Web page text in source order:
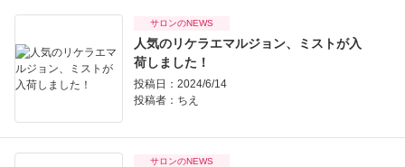
サロンのNEWS
人気のリケラエマルジョン、ミストが入
荷しました！
投稿日：2024/6/14
投稿者： ちえ
サロンのNEWS